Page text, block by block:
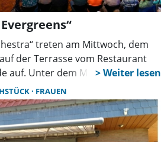
treten am Mittwoch, dem
der Terrasse vom Restaurant
auf. Unter dem Motto „Swing, Hits
die Formation ein vielseitiges
Generationen verbindet.
FRAUEN